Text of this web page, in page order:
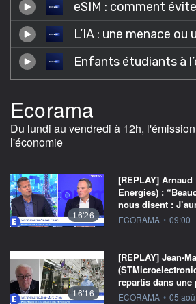
Ecorama
Du lundi au vendredi à 12h,
l'économie
16'26
[REPLAY]
Energies) :
nous disent :
information fournie par
ECORAMA • 09:00
16'16
[REPLAY] Jean-
repartis dans une
information fournie
ECORAMA • 05